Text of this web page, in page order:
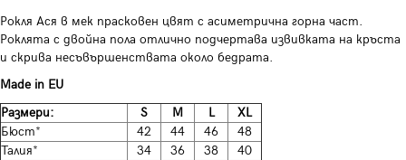
Рокля Ася в мек прасковен цвят с асиметрична горна част.
Роклята с двойна пола отлично подчертава извивката на кръста
и скрива несъвършенствата около бедрата.
Made in EU
Размери:
S M L
XL
Бюст*
42 44 46
48
Талия*
34 36 38
40